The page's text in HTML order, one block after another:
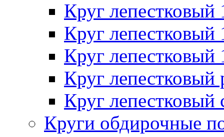
Круг
Круг
Круг
Круг лепестковый
Круг лепестковый
Круги обдирочные